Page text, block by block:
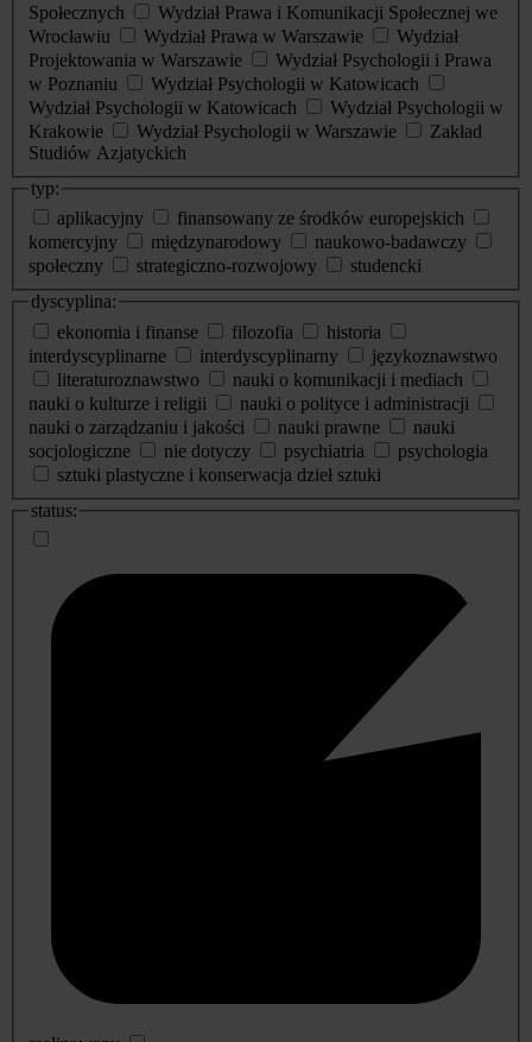
Społecznych
Wydział Prawa i Komunikacji Społecznej we
Wrocławiu
Wydział Prawa w Warszawie
Wydział
Projektowania w Warszawie
Wydział Psychologii i Prawa
w Poznaniu
Wydział Psychologii w Katowicach
Wydział Psychologii w Katowicach
Wydział Psychologii w
Krakowie
Wydział Psychologii w Warszawie
Zakład
Studiów Azjatyckich
typ:
aplikacyjny
finansowany ze środków europejskich
komercyjny
międzynarodowy
naukowo-badawczy
społeczny
strategiczno-rozwojowy
studencki
dyscyplina:
ekonomia i finanse
filozofia
historia
interdyscyplinarne
interdyscyplinarny
językoznawstwo
literaturoznawstwo
nauki o komunikacji i mediach
nauki o kulturze i religii
nauki o polityce i administracji
nauki o zarządzaniu i jakości
nauki prawne
nauki
socjologiczne
nie dotyczy psychiatria
psychologia
sztuki plastyczne i konserwacja dzieł sztuki
status: